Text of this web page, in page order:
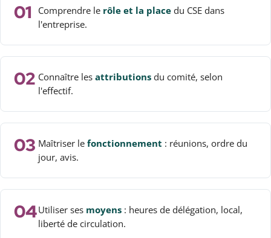
01 Comprendre le rôle et la place du CSE dans
l'entreprise.
02 Connaître les attributions du comité, selon
l'effectif.
03 Maîtriser le fonctionnement : réunions, ordre du
jour, avis.
04Utiliser ses moyens : heures de délégation, local,
liberté de circulation.